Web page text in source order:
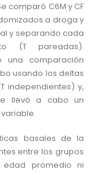
comparó C6M y CF
a droga y
y separando cada
(T pareadas).
una comparación
usando los deltas
independientes) y,
llevó a cabo un
basales de la
entre los grupos
promedio ni